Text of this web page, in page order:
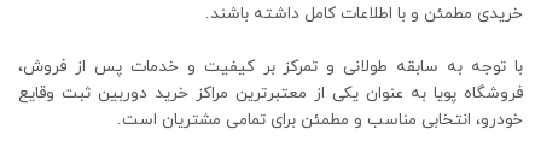
خریدی مطمئن و با اطلاعات کامل داشته باشند.
با توجه به سابقه طولانی و تمرکز بر کیفیت و خدمات پس از فروش،
فروشگاه پویا به عنوان یکی از معتبرترین مراکز خرید دوربین ثبت وقایع
خودرو، انتخابی مناسب و مطمئن برای تمامی مشتریان است.